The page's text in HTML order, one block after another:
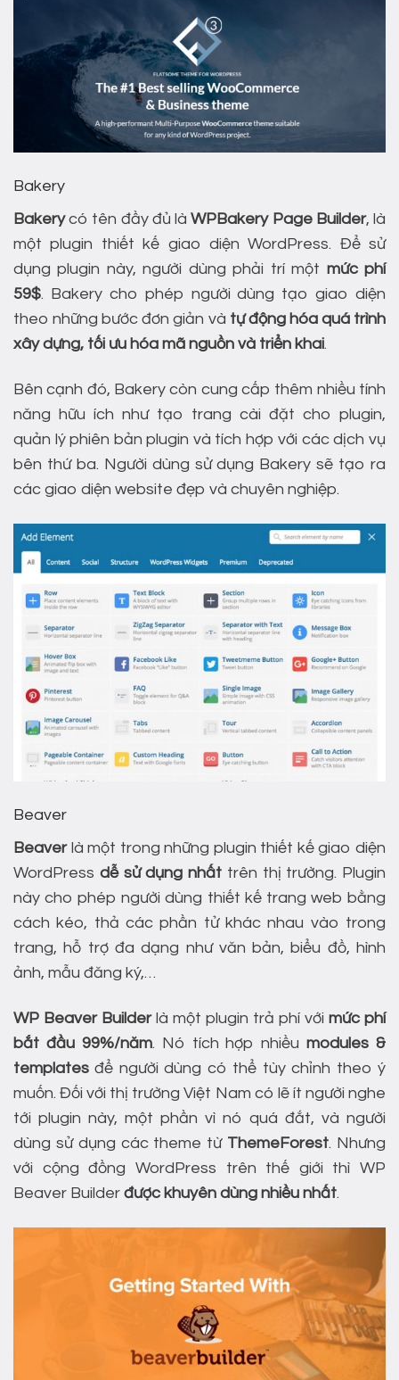
Bakery
Bakerycó tên đầy đủ làWPBakery Page Builder, là
một plugin thiết kế giao diện WordPress. Để sử
dụng plugin này, người dùng phải trí một mức phí
59$. Bakery cho phép người dùng tạo giao diện
theo những bước đơn giản và tự động hóa quá trình
xây dựng, tối ưu hóa mã nguồn và triển khai.
Bên cạnh đó, Bakery còn cung cấp thêm nhiều tính
năng hữu ích như tạo trang cài đặt cho plugin,
quản lý phiên bản plugin và tích hợp với các dịch vụ
bên thứ ba. Người dùng sử dụng Bakery sẽ tạo ra
các giao diện website đẹp và chuyên nghiệp.
Beaver
Beaverlà một trong những plugin thiết kế giao diện
WordPress dễ sử dụng nhất trên thị trường. Plugin
này cho phép người dùng thiết kế trang web bằng
cách kéo, thả các phần tử khác nhau vào trong
trang, hỗ trợ đa dạng như văn bản, biểu đồ, hình
ảnh, mẫu đăng ký,…
WP Beaver Builderlà một plugin trả phí với mức phí
bắt đầu 99%/năm. Nó tích hợp nhiềumodules &
templates để người dùng có thể tùy chỉnh theo ý
muốn. Đối với thị trường Việt Nam có lẽ ít người nghe
tới plugin này, một phần vì nó quá đắt, và người
dùng sử dụng các theme từ ThemeForest. Nhưng
với cộng đồng WordPress trên thế giới thì WP
Beaver Builder được khuyên dùng nhiều nhất.